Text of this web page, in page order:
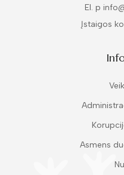
El. p
Įstaigos
Asmens